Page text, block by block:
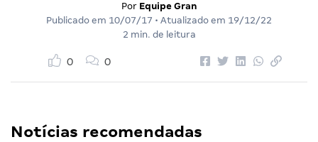
Por Equipe Gran
Publicado em 10/07/17 • Atualizado em 19/12/22
2 min. de leitura
0 0
Notícias recomendadas